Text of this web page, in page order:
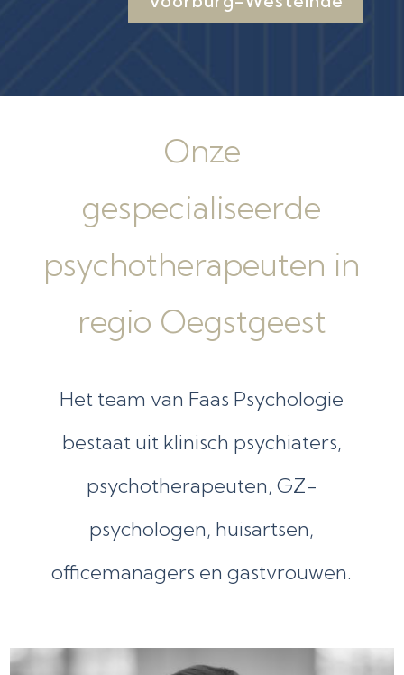
Onze
gespecialiseerde
psychotherapeuten in
regio Oegstgeest
Het team van Faas Psychologie
bestaat uit klinisch psychiaters,
psychotherapeuten, GZ-
psychologen, huisartsen,
officemanagers en gastvrouwen.